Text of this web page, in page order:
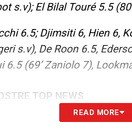
s.v); El Bilal Touré 5.5
6.5; Djimsiti 6, Hien 6,
s.v), De Roon 6.5,
6.5 (69’ Zaniolo 7),
TOP NEWS
READ MORE